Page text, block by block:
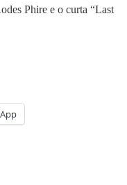
Phire e o curta “Last